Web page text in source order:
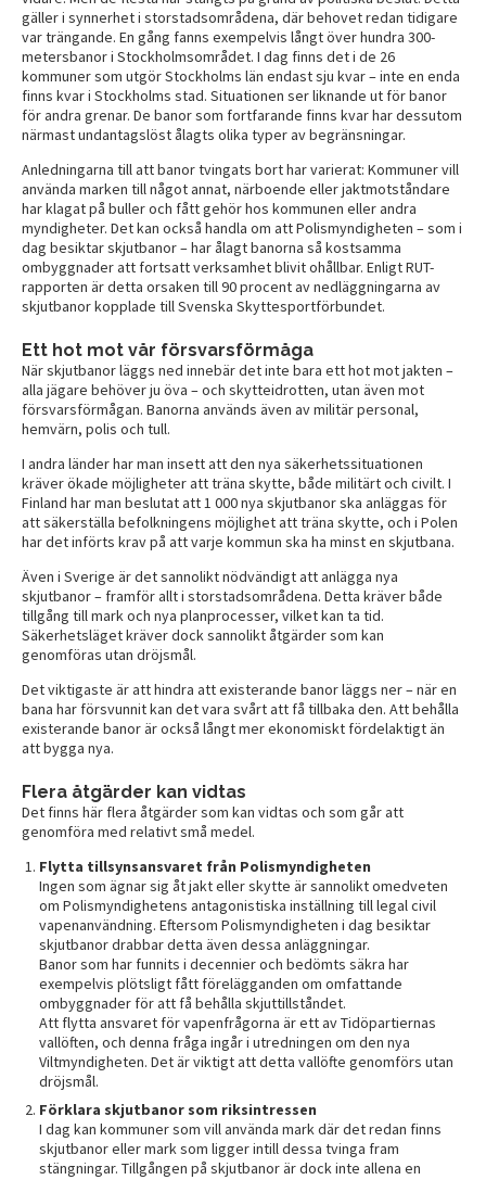
gäller i synnerhet i storstadsområdena, där behovet redan tidigare
var trängande. En gång fanns exempelvis långt över hundra 300-
metersbanor i Stockholmsområdet. I dag finns det i de 26
kommuner som utgör Stockholms län endast sju kvar – inte en enda
finns kvar i Stockholms stad. Situationen ser liknande ut för banor
för andra grenar. De banor som fortfarande finns kvar har dessutom
närmast undantagslöst ålagts olika typer av begränsningar.
Anledningarna till att banor tvingats bort har varierat: Kommuner vill
använda marken till något annat, närboende eller jaktmotståndare
har klagat på buller och fått gehör hos kommunen eller andra
myndigheter. Det kan också handla om att Polismyndigheten – som i
dag besiktar skjutbanor – har ålagt banorna så kostsamma
ombyggnader att fortsatt verksamhet blivit ohållbar. Enligt RUT-
rapporten är detta orsaken till 90 procent av nedläggningarna av
skjutbanor kopplade till Svenska Skyttesportförbundet.
Ett hot mot vår försvarsförmåga
När skjutbanor läggs ned innebär det inte bara ett hot mot jakten –
alla jägare behöver ju öva – och skytteidrotten, utan även mot
försvarsförmågan. Banorna används även av militär personal,
hemvärn, polis och tull.
I andra länder har man insett att den nya säkerhetssituationen
kräver ökade möjligheter att träna skytte, både militärt och civilt. I
Finland har man beslutat att 1 000 nya skjutbanor ska anläggas för
att säkerställa befolkningens möjlighet att träna skytte, och i Polen
har det införts krav på att varje kommun ska ha minst en skjutbana.
Även i Sverige är det sannolikt nödvändigt att anlägga nya
skjutbanor – framför allt i storstadsområdena. Detta kräver både
tillgång till mark och nya planprocesser, vilket kan ta tid.
Säkerhetsläget kräver dock sannolikt åtgärder som kan
genomföras utan dröjsmål.
Det viktigaste är att hindra att existerande banor läggs ner – när en
bana har försvunnit kan det vara svårt att få tillbaka den. Att behålla
existerande banor är också långt mer ekonomiskt fördelaktigt än
att bygga nya.
Flera åtgärder kan vidtas
Det finns här flera åtgärder som kan vidtas och som går att
genomföra med relativt små medel.
Flytta tillsynsansvaret från Polismyndigheten
Ingen som ägnar sig åt jakt eller skytte är sannolikt omedveten
om Polismyndighetens antagonistiska inställning till legal civil
vapenanvändning. Eftersom Polismyndigheten i dag besiktar
skjutbanor drabbar detta även dessa anläggningar.
Banor som har funnits i decennier och bedömts säkra har
exempelvis plötsligt fått förelägganden om omfattande
ombyggnader för att få behålla skjuttillståndet.
Att flytta ansvaret för vapenfrågorna är ett av Tidöpartiernas
vallöften, och denna fråga ingår i utredningen om den nya
Viltmyndigheten. Det är viktigt att detta vallöfte genomförs utan
dröjsmål.
Förklara skjutbanor som riksintressen
I dag kan kommuner som vill använda mark där det redan finns
skjutbanor eller mark som ligger intill dessa tvinga fram
stängningar. Tillgången på skjutbanor är dock inte allena en